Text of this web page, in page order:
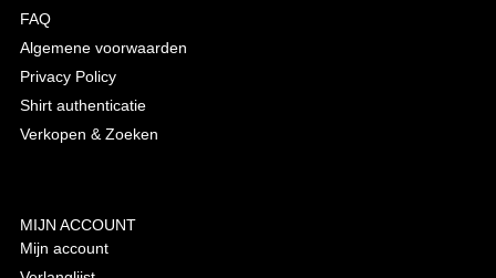
FAQ
Algemene voorwaarden
Privacy Policy
Shirt authenticatie
Verkopen & Zoeken
MIJN ACCOUNT
Mijn account